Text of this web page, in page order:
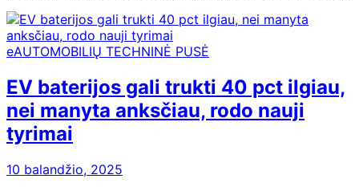
eAUTOMOBILIŲ TECHNINĖ PUSĖ
EV baterijos gali trukti 40 pct ilgiau,
nei manyta anksčiau, rodo nauji
tyrimai
10 balandžio, 2025